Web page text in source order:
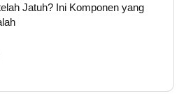
Jatuh? Ini Komponen yang